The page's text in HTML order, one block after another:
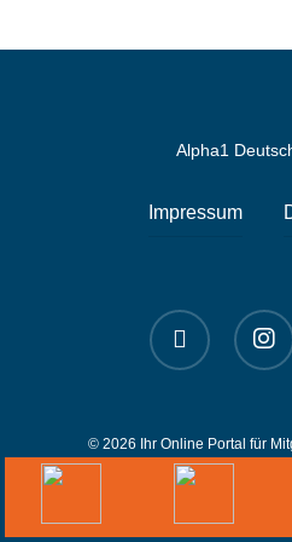
Alpha1
Impressum
linkedin instagram
© 2026 Ihr Online Portal für